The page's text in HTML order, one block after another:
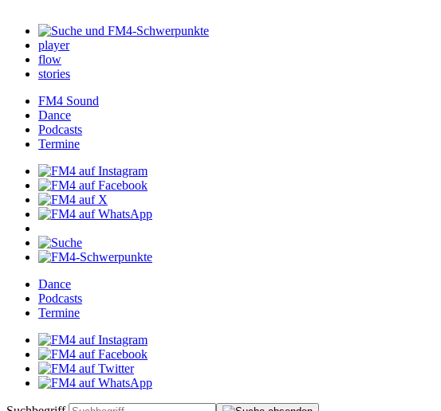
player
flow
stories
FM4Sound
Dance
Podcasts
Termine
Dance
Podcasts
Termine